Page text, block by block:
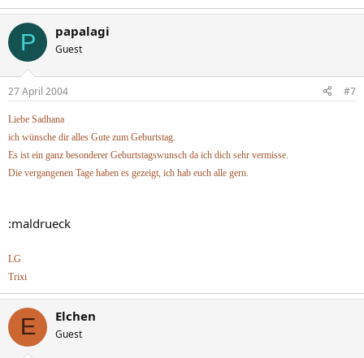
P papalagi
Guest
27 April 2004 #7
Liebe Sadhana
ich wünsche dir alles Gute zum Geburtstag.
Es ist ein ganz besonderer Geburtstagswunsch da ich dich sehr vermisse.
Die vergangenen Tage haben es gezeigt, ich hab euch alle gern.
:maldrueck
LG
Trixi
E Elchen
Guest